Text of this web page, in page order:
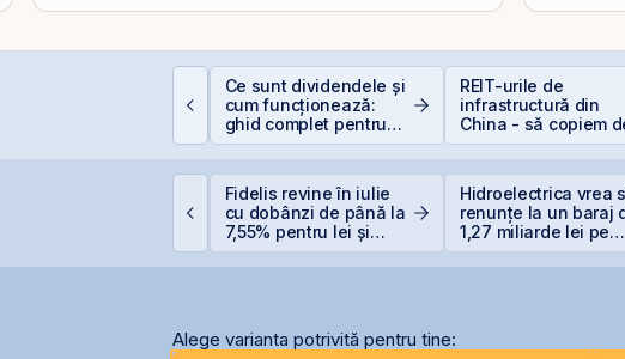
Ce sunt dividendele și
cum funcționează:
ghid complet pentru
investitori în acțiuni
REIT-urile de
infrastructură din
China - să copiem
la cel ce copiază?!
Fidelis revine în iulie
cu dobânzi de până la
7,55% pentru lei și
Hidroelectrica vrea
renunțe la un baraj
1,27 miliarde lei pe
Alege varianta potrivită pentru tine: